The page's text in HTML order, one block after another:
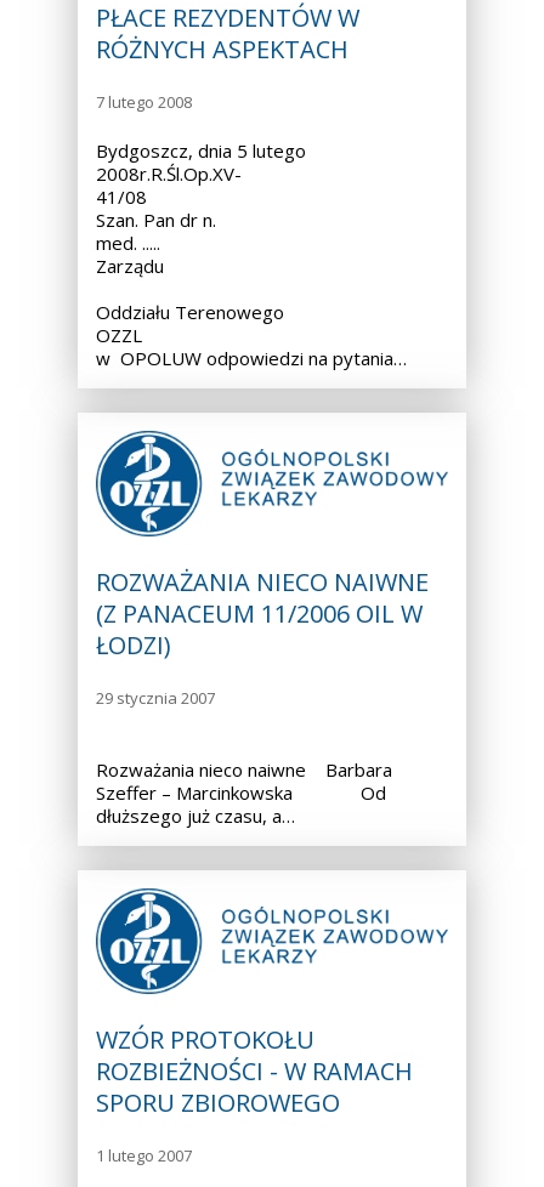
PŁACE REZYDENTÓW W
RÓŻNYCH ASPEKTACH
7 lutego 2008
Bydgoszcz, dnia 5 lutego
2008r.R.Śl.Op.XV-
41/08
Szan. Pan dr n.
med. .....
Zarządu
Oddziału Terenowego
OZZL
w OPOLUW odpowiedzi na pytania…
ROZWAŻANIA NIECO NAIWNE
(Z PANACEUM 11/2006 OIL W
ŁODZI)
29 stycznia 2007
Rozważania nieco naiwne Barbara
Szeffer – Marcinkowska Od
dłuższego już czasu, a…
WZÓR PROTOKOŁU
ROZBIEŻNOŚCI - W RAMACH
SPORU ZBIOROWEGO
1 lutego 2007